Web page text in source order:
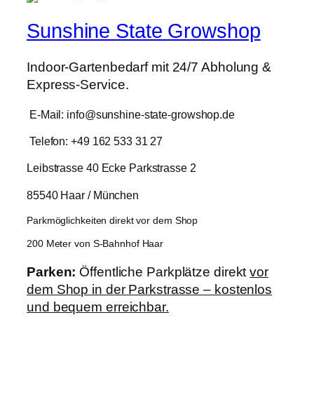
Sunshine State Growshop
Indoor-Gartenbedarf mit 24/7 Abholung &
Express-Service.
E-Mail: info@sunshine-state-growshop.de
Telefon: +49 162 533 31 27
Leibstrasse 40 Ecke Parkstrasse 2
85540 Haar / München
Parkmöglichkeiten direkt vor dem Shop
200 Meter von S-Bahnhof Haar
Parken: Öffentliche Parkplätze direktvor
dem Shop in der Parkstrasse – kostenlos
und bequem erreichbar.